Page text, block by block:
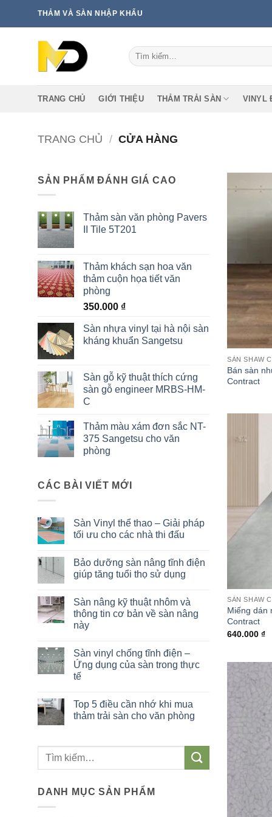
THẢM VÀ SÀN NHẬP KHẨU
Tìm
kiếm:
TRANG CHỦ GIỚI THIỆU THẢM TRẢI SÀN VINYL
TRANG CHỦ / CỬA HÀNG
SẢN PHẨM ĐÁNH GIÁ CAO
Thảm sàn văn phòng Pavers
II Tile 5T201
Thảm khách sạn hoa văn
thảm cuộn họa tiết văn
phòng
350.000 ₫
Sàn nhựa vinyl tại hà nội sàn
kháng khuẩn Sangetsu
Sàn gỗ kỹ thuật thích cứng
sàn gỗ engineer MRBS-HM-
C
Thảm màu xám đơn sắc NT-
375 Sangetsu cho văn
phòng
CÁC BÀI VIẾT MỚI
Sàn Vinyl thể thao – Giải pháp
tối ưu cho các nhà thi đấu
bình
luận
ở
thể
thao
–
Giải
ưu
cho
các
nhà
thi
Bảo dưỡng sàn nâng tĩnh điện
giúp tăng tuổi thọ sử dụng
bình
luận
ở
Bảo
nâng
tĩnh
điện
giúp
tăng
sử
dụng
Sàn nâng kỹ thuật nhôm và
thông tin cơ bản về sàn nâng
này
bình
luận
ở
Sàn
thuật
nhôm
và
bản
về
sàn
nâng
Sàn vinyl chống tĩnh điện –
Ứng dụng của sàn trong thực
tế
bình
luận
ở
điện
của
sàn
Top 5 điều cần nhớ khi mua
thảm trải sàn cho văn phòng
luận
ở
cần
nhớ
Tìm
DANH MỤC SẢN PHẨM
SÀN SHAW
Bán sàn
Contract
SÀN SHAW
Miếng dán
Contract
640.000₫